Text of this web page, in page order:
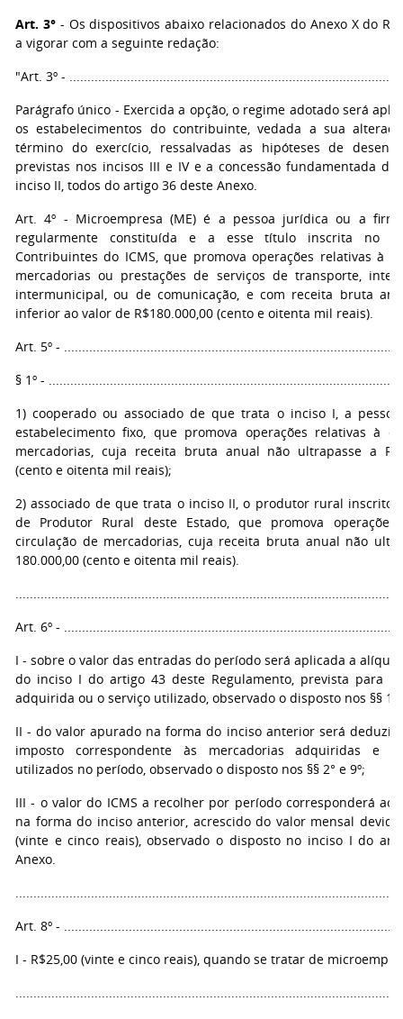
Art. 3°- Os dispositivos abaixo relacionados do Anexo X do
a vigorar com a seguinte redação:
"Art. 3º -
Parágrafo único - Exercida a opção, o regime adotado será
os estabelecimentos do contribuinte, vedada a sua
término do exercício, ressalvadas as hipóteses de
previstas nos incisos III e IV e a concessão fundamentada
inciso II, todos do artigo 36 deste Anexo.
Art. 4º - Microempresa (ME) é a pessoa jurídica ou a
regularmente constituída e a esse título inscrita no
Contribuintes do ICMS, que promova operações relativas à
mercadorias ou prestações de serviços de transporte,
intermunicipal, ou de comunicação, e com receita bruta
inferior ao valor de R$180.000,00 (cento e oitenta mil reais).
Art. 5º -
§ 1º -
1) cooperado ou associado de que trata o inciso I, a
estabelecimento fixo, que promova operações relativas à
mercadorias, cuja receita bruta anual não ultrapasse a R$
(cento e oitenta mil reais);
2) associado de que trata o inciso II, o produtor rural inscrito
de Produtor Rural deste Estado, que promova
circulação de mercadorias, cuja receita bruta anual não
180.000,00 (cento e oitenta mil reais).
Art. 6º -
I - sobre o valor das entradas do período será aplicada a
do inciso I do artigo 43 deste Regulamento, prevista para a
adquirida ou o serviço utilizado, observado o disposto nos §§ 1°
II - do valor apurado na forma do inciso anterior será
imposto correspondente às mercadorias adquiridas e
utilizados no período, observado o disposto nos §§ 2° e 9º;
III - o valor do ICMS a recolher por período corresponderá ao
na forma do inciso anterior, acrescido do valor mensal devido
(vinte e cinco reais), observado o disposto no inciso I do
Anexo.
Art. 8º -
I - R$25,00 (vinte e cinco reais), quando se tratar de